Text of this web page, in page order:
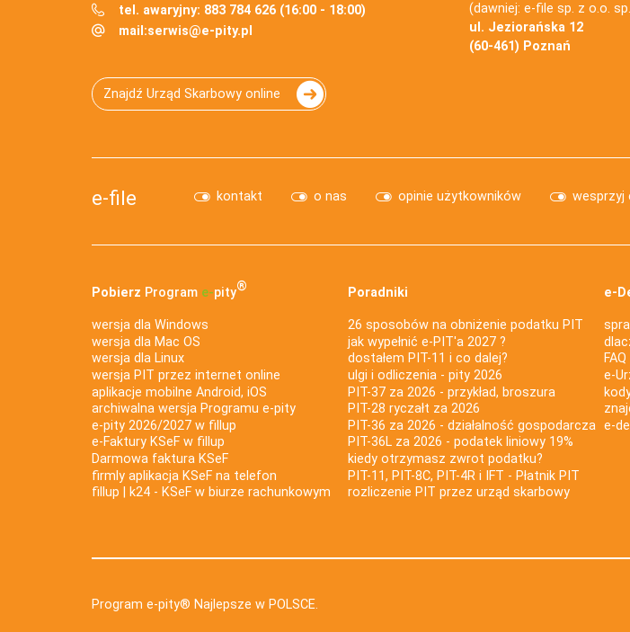
tel. awaryjny: 883 784 626 (16:00 - 18:00)
mail:serwis@e-pity.pl
(dawniej: e-file sp. z o.o.
ul. Jeziorańska 12
(60-461) Poznań
Znajdź Urząd Skarbowy online
e-file kontakt o nas opinie użytkowników wesprzyj
Pobierz Program e‑pity®
wersja dla Windows
wersja dla Mac OS
wersja dla Linux
wersja PIT przez internet online
aplikacje mobilne Android, iOS
archiwalna wersja Programu e-pity
e-pity 2026/2027 w fillup
e‑Faktury KSeF w fillup
Darmowa faktura KSeF
firmly aplikacja KSeF na telefon
fillup | k24 - KSeF w biurze rachunkowym
Poradniki
26 sposobów na obniżenie podatku PIT
jak wypełnić e-PIT'a 2027 ?
dostałem PIT-11 i co dalej?
ulgi i odliczenia - pity 2026
PIT-37 za 2026 - przykład, broszura
PIT-28 ryczałt za 2026
PIT-36 za 2026 - działalność gospodarcza
PIT-36L za 2026 - podatek liniowy 19%
kiedy otrzymasz zwrot podatku?
PIT-11, PIT-8C, PIT-4R i IFT - Płatnik PIT
rozliczenie PIT przez urząd skarbowy
e-
e-
e-
Program e-pity® Najlepsze w POLSCE.